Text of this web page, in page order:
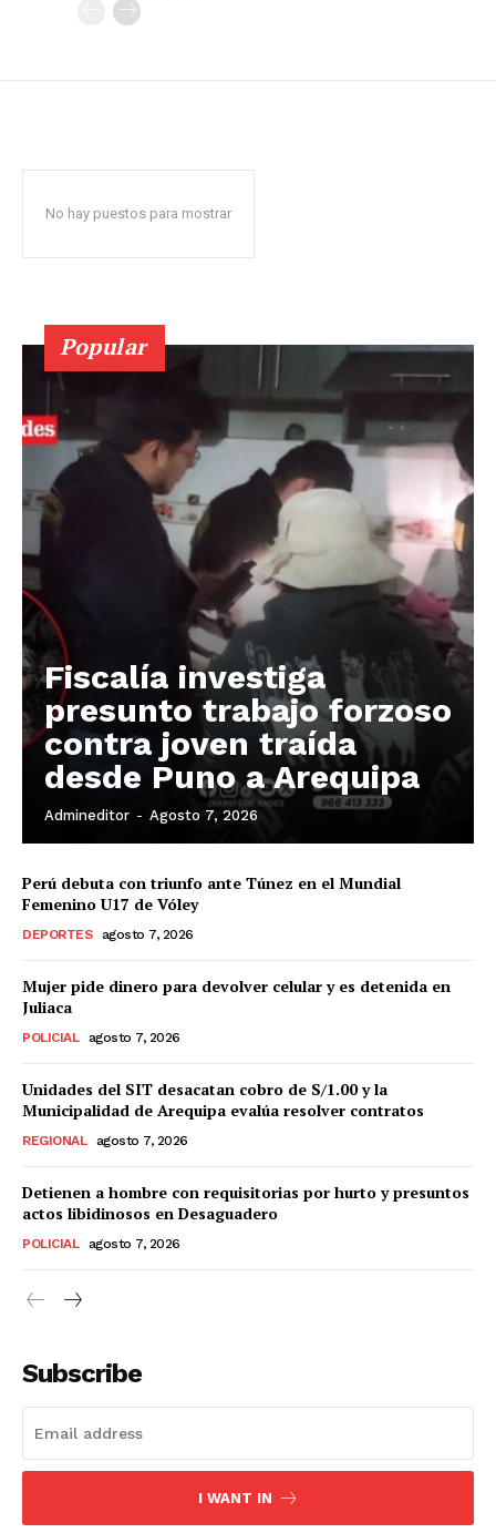
SUSCRIBETE
No hay puestos para mostrar
Popular
Fiscalía investiga
presunto trabajo forzoso
contra joven traída
desde Puno a Arequipa
Admineditor - Agosto 7, 2026
Perú debuta con triunfo ante Túnez en el Mundial
Femenino U17 de Vóley
DEPORTES agosto 7, 2026
Mujer pide dinero para devolver celular y es detenida en
Juliaca
POLICIAL agosto 7, 2026
Unidades del SIT desacatan cobro de S/1.00 y la
Municipalidad de Arequipa evalúa resolver contratos
REGIONAL agosto 7, 2026
Detienen a hombre con requisitorias por hurto y presuntos
actos libidinosos en Desaguadero
POLICIAL agosto 7, 2026
Subscribe
I WANT IN